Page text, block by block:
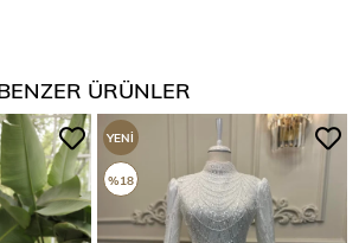
ÜRÜNLER
YENI
ÜRÜN
%18